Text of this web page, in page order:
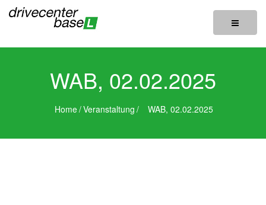
Toggle
WAB, 02.02.2025
Home/Veranstaltung / WAB, 02.02.2025